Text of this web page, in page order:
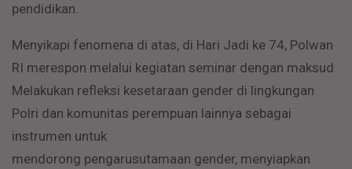
pendidikan.
Menyikapi fenomena di atas, di Hari Jadi ke 74, Polwan
RI merespon melalui kegiatan seminar dengan maksud
Melakukan refleksi kesetaraan gender di lingkungan
Polri dan komunitas perempuan lainnya sebagai
instrumen untuk
mendorong pengarusutamaan gender, menyiapkan